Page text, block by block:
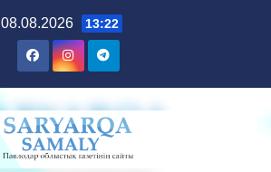
08.08.2026 13:22